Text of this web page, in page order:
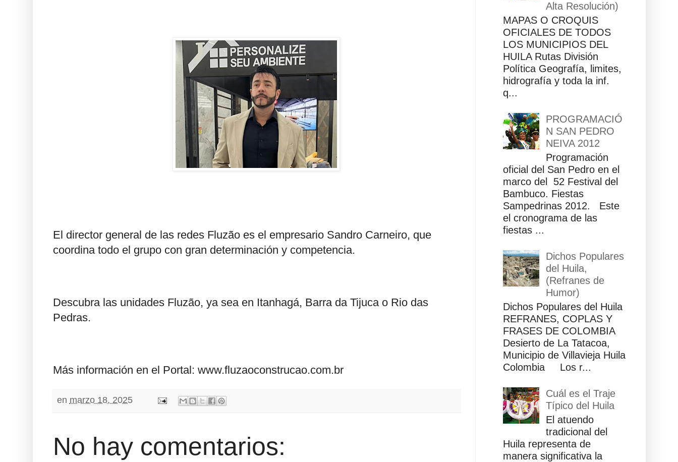
El director general de las redes Fluzão es el empresario Sandro Carneiro, que
coordina todo el grupo con gran determinación y competencia.
Descubra las unidades Fluzão, ya sea en Itanhagá, Barra da Tijuca o Rio das
Pedras.
Más información en el Portal: www.fluzaoconstrucao.com.br
en marzo 18, 2025
No hay comentarios:
Alta Resolución)
MAPAS O CROQUIS
OFICIALES DE TODOS
LOS MUNICIPIOS DEL
HUILA Rutas División
Política Geografía, limites,
hidrografía y toda la inf.
q...
PROGRAMACIÓ
N SAN PEDRO
NEIVA 2012
Programación
oficial del San Pedro en el
marco del 52 Festival del
Bambuco. Fiestas
Sampedrinas 2012. Este
el cronograma de las
fiestas ...
Dichos Populares
del Huila,
(Refranes de
Humor)
Dichos Populares del Huila
REFRANES, COPLAS Y
FRASES DE COLOMBIA
Desierto de La Tatacoa,
Municipio de Villavieja Huila
Colombia Los r...
Cuál es el Traje
Típico del Huila
El atuendo
tradicional del
Huila representa de
manera significativa la